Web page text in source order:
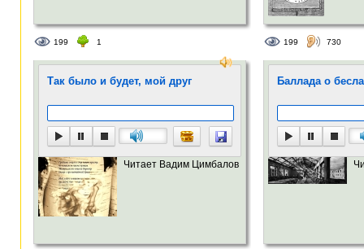
199 1 199 730
Так было и будет, мой друг
Читает Вадим Цимбалов
Баллада о